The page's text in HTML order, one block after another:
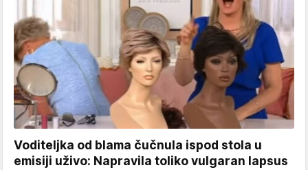
Voditeljka od blama čučnula ispod stola u
emisiji uživo: Napravila toliko vulgaran lapsus